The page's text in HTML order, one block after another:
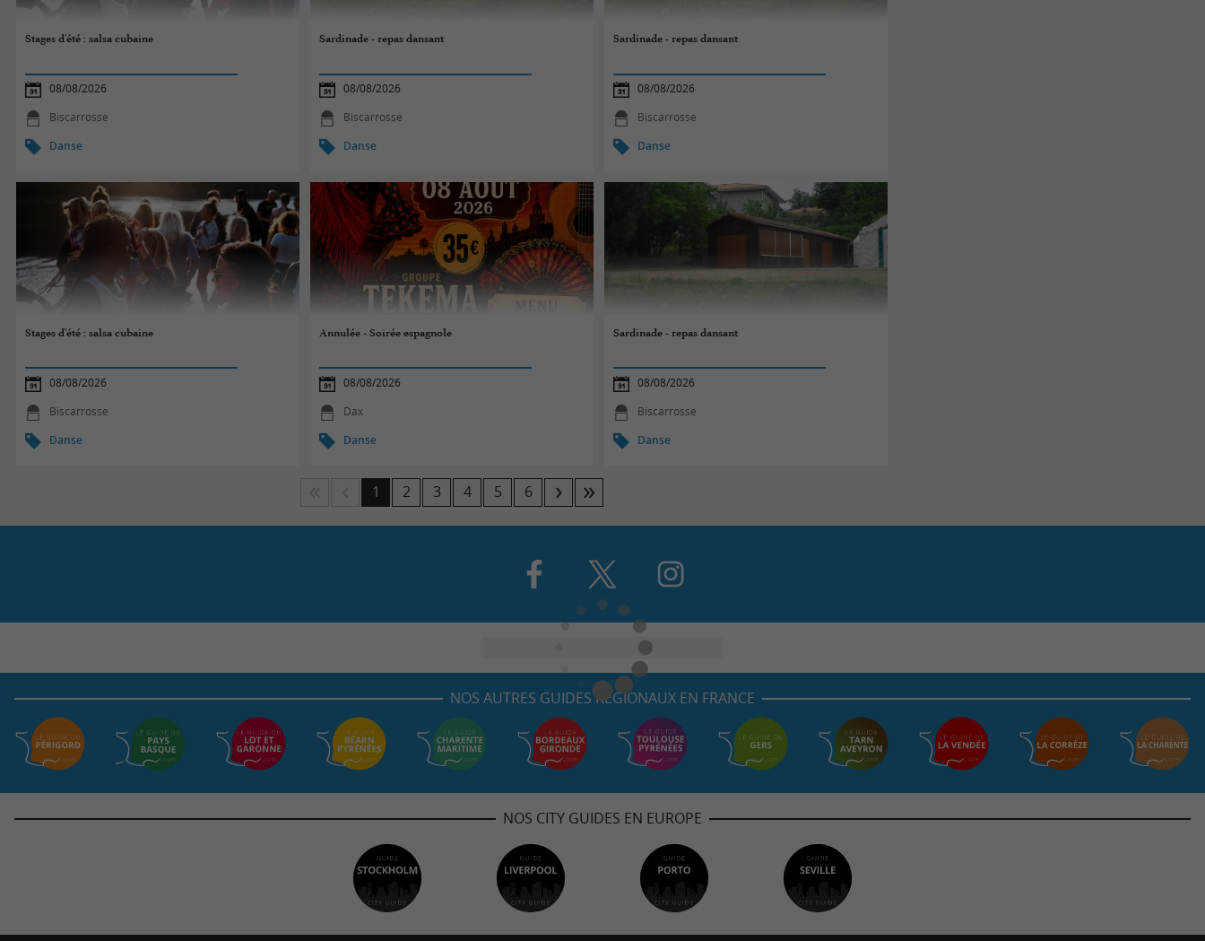
Stages d'été : salsa cubaine
08/08/2026
Biscarrosse
Danse
Sardinade - repas dansant
08/08/2026
Biscarrosse
Danse
Sardinade - repas dansant
08/08/2026
Biscarrosse
Danse
Stages d'été : salsa cubaine
08/08/2026
Biscarrosse
Danse
Annulée - Soirée espagnole
08/08/2026
Dax
Danse
Sardinade - repas dansant
08/08/2026
Biscarrosse
Danse
1 2 3 4 5 6
NOS AUTRES GUIDES RÉGIONAUX EN FRANCE
NOS CITY GUIDES EN EUROPE